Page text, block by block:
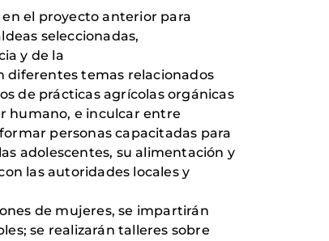
el proyecto anterior para
seleccionadas,
y de la
diferentes temas relacionados
de prácticas agrícolas orgánicas
humano, e inculcar entre
personas capacitadas para
adolescentes, su alimentación y
las autoridades locales y
de mujeres, se impartirán
se realizarán talleres sobre